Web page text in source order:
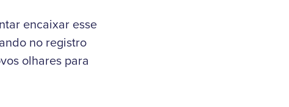
encaixar esse
no registro
olhares para